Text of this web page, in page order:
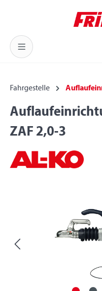
Zum Hauptinhalt springen
Fahrgestelle
ZAF 2,0-3